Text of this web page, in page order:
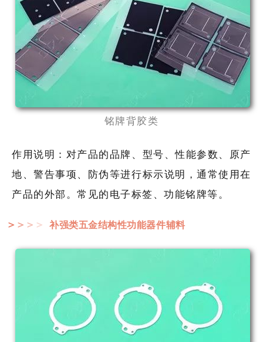
铭牌背胶类
作用说明：对产品的品牌、型号、性能参数、原产
地、警告事项、防伪等进行标示说明，通常使用在
产品的外部。常见的电子标签、功能铭牌等。
＞ ＞ ＞ ＞ 补强类五金结构性功能器件辅料